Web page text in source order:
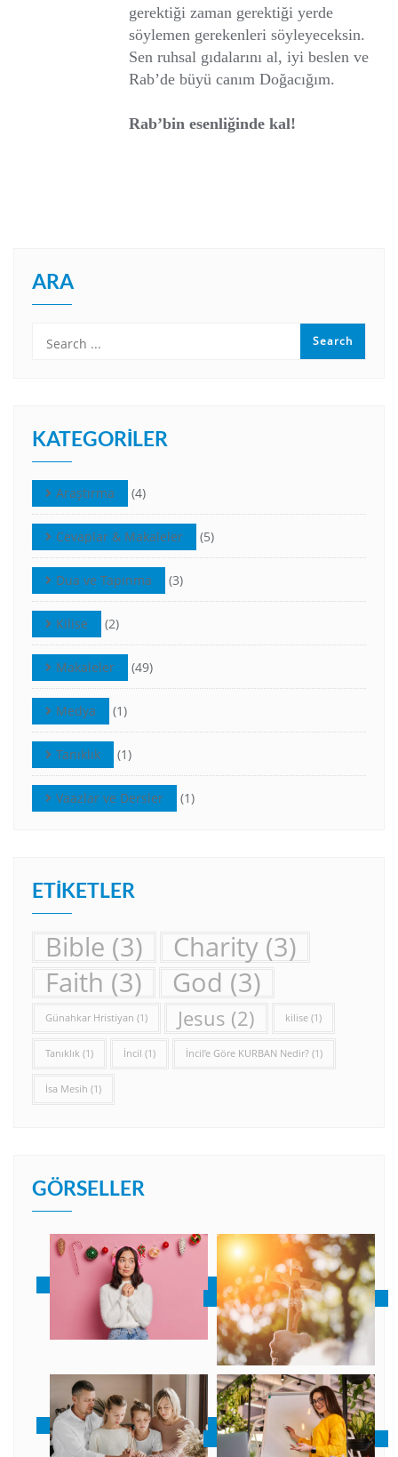
gerektiği zaman gerektiği yerde
söylemen gerekenleri söyleyeceksin.
Sen ruhsal gıdalarını al, iyi beslen ve
Rab’de büyü canım Doğacığım.
Rab’bin esenliğinde kal!
ARA
KATEGORILER
Araştırma (4)
Cevaplar & Makaleler (5)
Dua ve Tapınma (3)
Kilise (2)
Makaleler (49)
Medya (1)
Tanıklık (1)
Vaazlar ve Dersler (1)
ETIKETLER
Bible (3) Charity (3)
Faith (3) God (3)
Günahkar Hristiyan (1) Jesus (2) kilise (1)
Tanıklık (1) İncil (1) İncil’e Göre KURBAN Nedir? (1)
İsa Mesih (1)
GÖRSELLER